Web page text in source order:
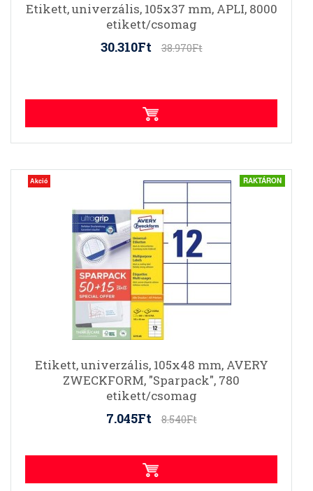
Etikett, univerzális, 105x37 mm, APLI, 8000
etikett/csomag
30.310Ft 38.970Ft
Akció RAKTÁRON
Etikett, univerzális, 105x48 mm, AVERY
ZWECKFORM, "Sparpack", 780
etikett/csomag
7.045Ft 8.540Ft